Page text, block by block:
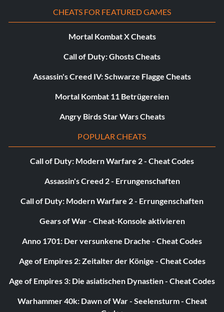
Freiheitsberaubung (Bronze)
Zielsetzung: Beende Level 11 - Freiheiten nehmen
Die Guten, die Bösen und die Hungrigen (Bronze)
Zielsetzung: Beende Level 15 - Die Guten, die Bösen und
die Hungrigen
einen Charakter namens "Trevor".
Das ist fantastisch! (Bronze)
Zielsetzung: Zum ersten Mal Mister Fantastic in eine
CHEATS FOR FEATURED GAMES
Mortal Kombat X Cheats
Call of Duty: Ghosts Cheats
Assassin's Creed IV: Schwarze Flagge Cheats
Mortal Kombat 11 Betrügereien
Angry Birds Star Wars Cheats
POPULAR CHEATS
Call of Duty: Modern Warfare 2 - Cheat Codes
Assassin's Creed 2 - Errungenschaften
Call of Duty: Modern Warfare 2 - Errungenschaften
Gears of War - Cheat-Konsole aktivieren
Anno 1701: Der versunkene Drache - Cheat Codes
Age of Empires 2: Zeitalter der Könige - Cheat Codes
Age of Empires 3: Die asiatischen Dynastien - Cheat Codes
Warhammer 40k: Dawn of War - Seelensturm - Cheat